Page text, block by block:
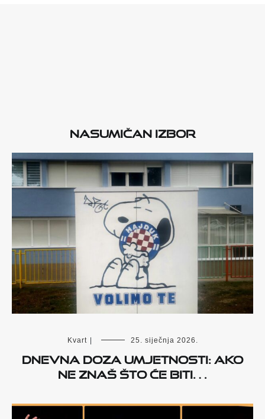
Nasumičan izbor
Kvart | 25. siječnja 2026.
Dnevna doza umjetnosti: Ako
ne znaš što će biti…